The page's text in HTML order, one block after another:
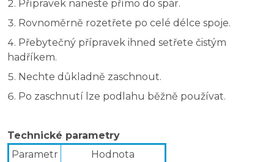
Přípravek naneste přímo do spár.
Rovnoměrně rozetřete po celé délce spoje.
Přebytečný přípravek ihned setřete čistým
hadříkem.
Nechte důkladně zaschnout.
Po zaschnutí lze podlahu běžně používat.
Technické parametry
Parametr
Hodnota